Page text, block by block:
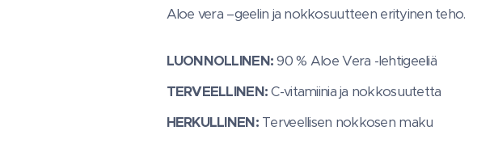
Aloe vera –geelin ja nokkosuutteen erityinen teho.
LUONNOLLINEN:90 % Aloe Vera -lehtigeeliä
TERVEELLINEN:C-vitamiinia ja nokkosuutetta
HERKULLINEN:Terveellisen nokkosen maku